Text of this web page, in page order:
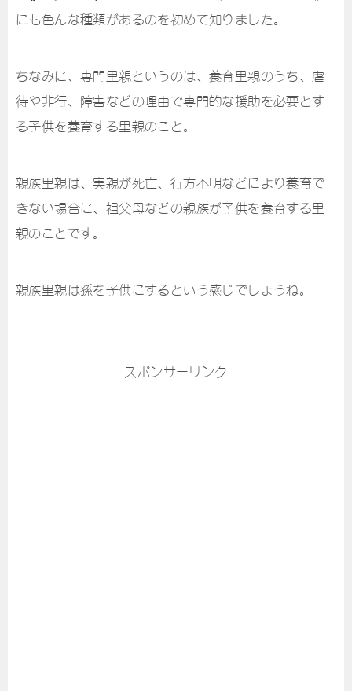
にも色んな種類があるのを初めて知りました。
ちなみに、専門里親というのは、養育里親のうち、虐
待や非行、障害などの理由で専門的な援助を必要とす
る子供を養育する里親のこと。
親族里親は、実親が死亡、行方不明などにより養育で
きない場合に、祖父母などの親族が子供を養育する里
親のことです。
親族里親は孫を子供にするという感じでしょうね。
スポンサーリンク